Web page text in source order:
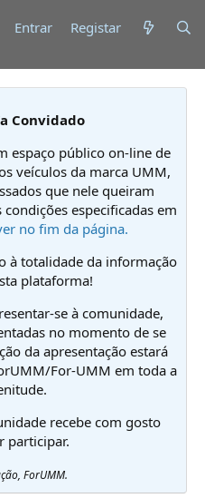
Entrar Registar
Convidado
espaço público on-line de
veículos da marca UMM,
que nele queiram
especificadas em
no fim da página.
à totalidade da informação
plataforma!
se à comunidade,
no momento de se
da apresentação estará
For-UMM em toda a
recebe com gosto
participar.
ForUMM.